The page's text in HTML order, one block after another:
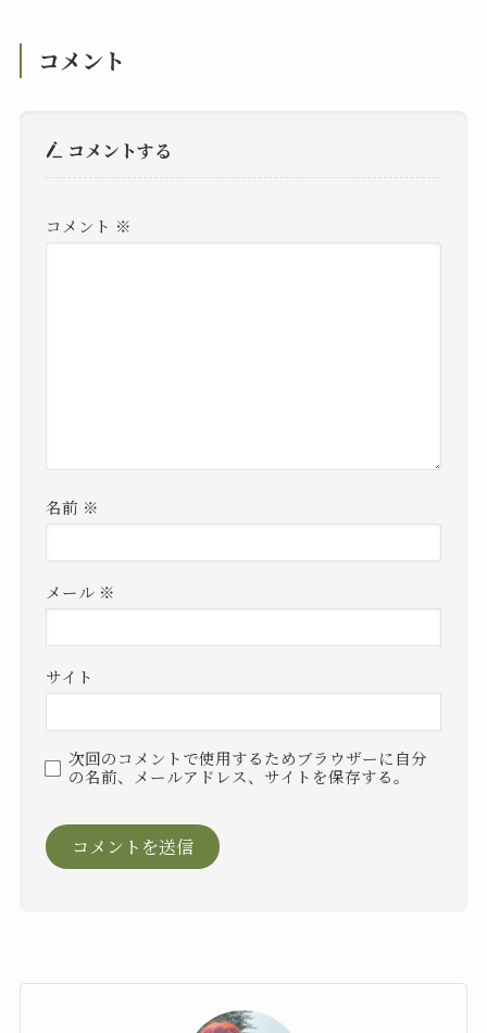
コメント
コメントする
コメント ※
名前 ※
メール ※
サイト
次回のコメントで使用するためブラウザーに自分
の名前、メールアドレス、サイトを保存する。